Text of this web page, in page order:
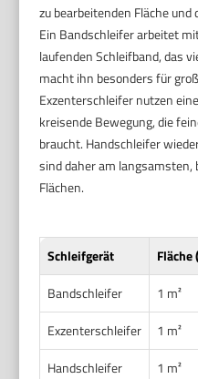
zu bearbeitenden Fläche
Ein Bandschleifer arbeitet
laufenden Schleifband, das
macht ihn besonders für
Exzenterschleifer nutzen
kreisende Bewegung, die
braucht. Handschleifer
sind daher am langsamsten,
Flächen.
Schleifgerät Fläche
Bandschleifer
1 m²
Exzenterschleifer
1 m²
Handschleifer
1 m²